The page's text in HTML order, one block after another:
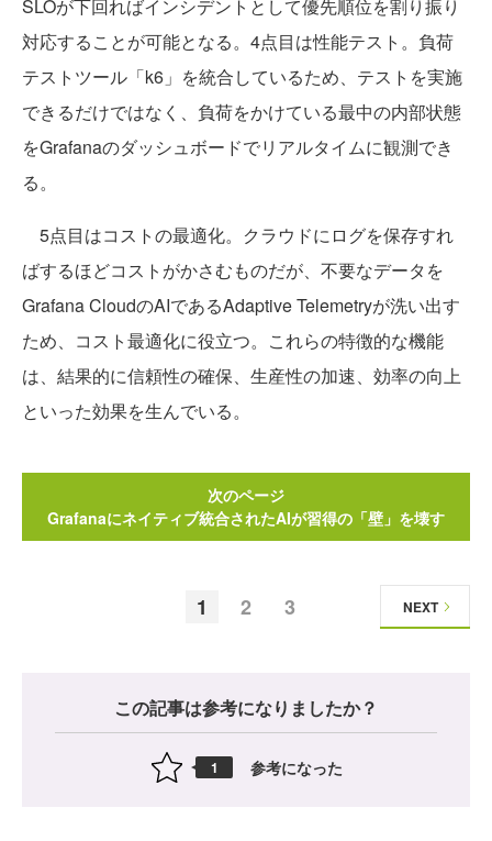
SLOが下回ればインシデントとして優先順位を割り振り
対応することが可能となる。4点目は性能テスト。負荷
テストツール「k6」を統合しているため、テストを実施
できるだけではなく、負荷をかけている最中の内部状態
をGrafanaのダッシュボードでリアルタイムに観測でき
る。
5点目はコストの最適化。クラウドにログを保存すれ
ばするほどコストがかさむものだが、不要なデータを
Grafana CloudのAIであるAdaptive Telemetryが洗い出す
ため、コスト最適化に役立つ。これらの特徴的な機能
は、結果的に信頼性の確保、生産性の加速、効率の向上
といった効果を生んでいる。
次のページ
Grafanaにネイティブ統合されたAIが習得の「壁」を壊す
1 2 3 NEXT
この記事は参考になりましたか？
1 参考になった